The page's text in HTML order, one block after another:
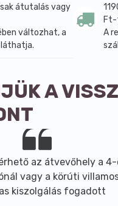
átutalás vagy
változhat, a
Ft-
A
A
az átvevőhely a
vagy a körúti
kiszolgálás fogadott